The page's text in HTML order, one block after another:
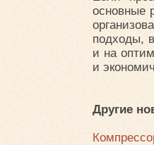
основные
подходы,
и на
и
Другие